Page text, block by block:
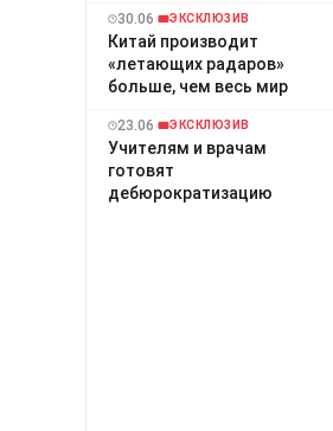
30.06 ЭКСКЛЮЗИВ
Китай производит
«летающих радаров»
больше, чем весь мир
23.06 ЭКСКЛЮЗИВ
Учителям и врачам
готовят
дебюрократизацию